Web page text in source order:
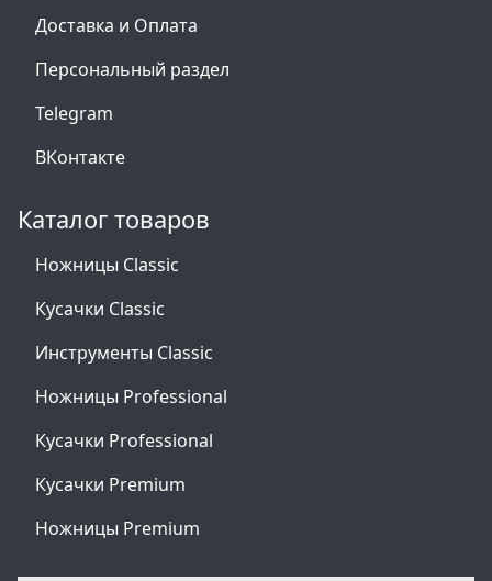
Доставка и Оплата
Персональный раздел
Telegram
ВКонтакте
Каталог товаров
Ножницы Сlassic
Кусачки Сlassic
Инструменты Сlassic
Ножницы Professional
Кусачки Professional
Кусачки Premium
Ножницы Premium